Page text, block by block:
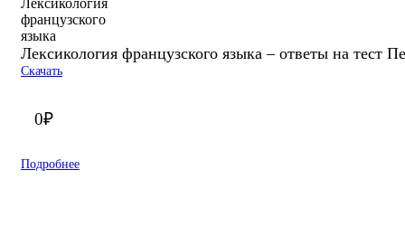
Лексикология французского языка – ответы на тест
Скачать
0₽
Подробнее